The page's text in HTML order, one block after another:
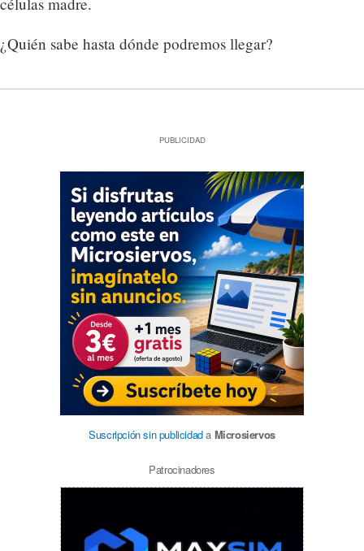
¿Quién sabe hasta dónde podremos llegar?
PUBLICIDAD
Suscripción sin publicidada Microsiervos
Patrocinadores